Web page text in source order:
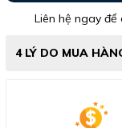
Liên hệ ngay
4 LÝ DO MUA